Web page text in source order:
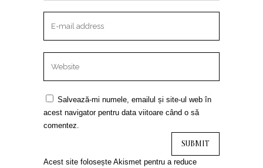
Salvează-mi numele, emailul și site-ul web în
acest navigator pentru data viitoare când o să
comentez.
Acest site folosește Akismet pentru a reduce